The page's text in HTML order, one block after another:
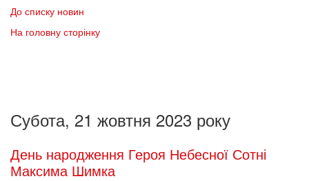
До списку новин
На головну сторінку
Субота, 21 жовтня 2023 року
День народження Героя Небесної Сотні
Максима Шимка